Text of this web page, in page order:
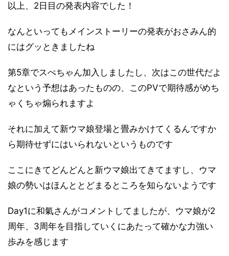
以上、2日目の発表内容でした！
なんといってもメインストーリーの発表がおさみん的
にはグッときましたね
第5章でスぺちゃん加入しましたし、次はこの世代だよ
なという予想はあったものの、このPVで期待感がめち
ゃくちゃ煽られますよ
それに加えて新ウマ娘登場と畳みかけてくるんですか
ら期待せずにはいられないというものです
ここにきてどんどんと新ウマ娘出てきてますし、ウマ
娘の勢いはほんととどまるところを知らないようです
Day1に和氣さんがコメントしてましたが、ウマ娘が2
周年、3周年を目指していくにあたって確かな力強い
歩みを感じます